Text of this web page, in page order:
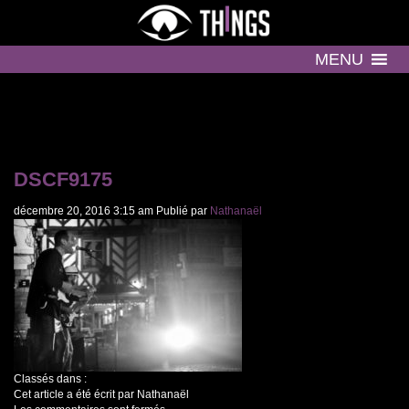
MENU
DSCF9175
décembre 20, 2016 3:15 am Publié par Nathanaël
Classés dans :
Cet article a été écrit par Nathanaël